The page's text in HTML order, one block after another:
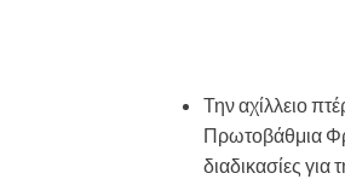
Την αχίλλειο
Πρωτοβάθμια
διαδικασίες